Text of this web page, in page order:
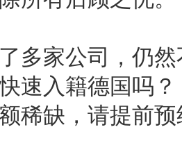
多家公司，仍
速入籍德国吗？
稀缺，请提前